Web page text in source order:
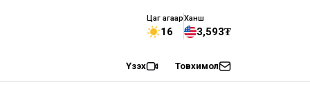
Цаг агаар
16
Ханш
3,593₮
Үзэх Товхимол